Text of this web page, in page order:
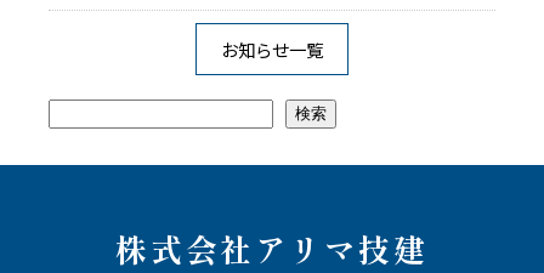
お知らせ一覧
検索
株式会社アリマ技建